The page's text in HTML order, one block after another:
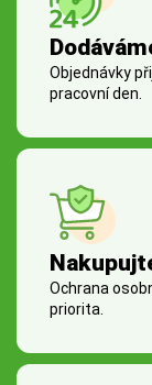
Objednávky
pracovní den.
Ochrana
priorita.